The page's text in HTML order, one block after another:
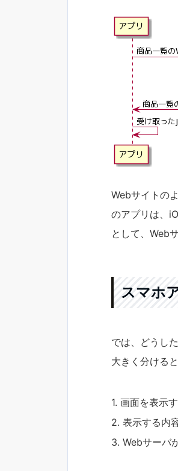
Webサイトの
のアプリは、
として、Web
スマホ
では、どうし
大きく分ける
画面を表示
表示する内
Webサーバ